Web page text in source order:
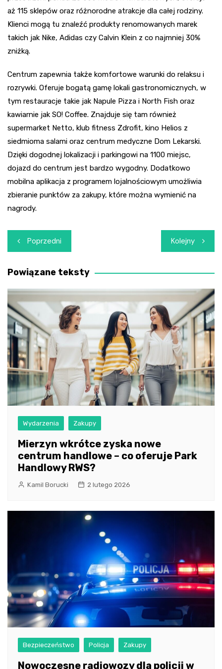
aż 115 sklepów oraz różnorodne atrakcje dla całej rodziny.
Klienci mogą tu znaleźć produkty renomowanych marek
takich jak Nike, Adidas czy Calvin Klein z co najmniej 30%
zniżką.
Centrum zapewnia także komfortowe warunki do relaksu i
rozrywki. Oferuje bogatą gamę lokali gastronomicznych, w
tym restauracje takie jak Napule Pizza i North Fish oraz
kawiarnie jak SO! Coffee. Znajduje się tam również
supermarket Netto, klub fitness Zdrofit, kino Helios z
siedmioma salami oraz centrum medyczne Dom Lekarski.
Dzięki dogodnej lokalizacji i parkingowi na 1100 miejsc,
dojazd do centrum jest bardzo wygodny. Dodatkowo
mobilna aplikacja z programem lojalnościowym umożliwia
zbieranie punktów za zakupy, które można wymienić na
nagrody.
Nawigacja
wpisu
Poprzedni Kolejny
Powiązane teksty
Wydarzenia Zakupy
Mierzyn wkrótce zyska nowe
centrum handlowe – co oferuje Park
Handlowy RWS?
Kamil Borucki 2 lutego 2026
Bezpieczeństwo Policja Zakupy
Nowoczesne radiowozy dla policji w